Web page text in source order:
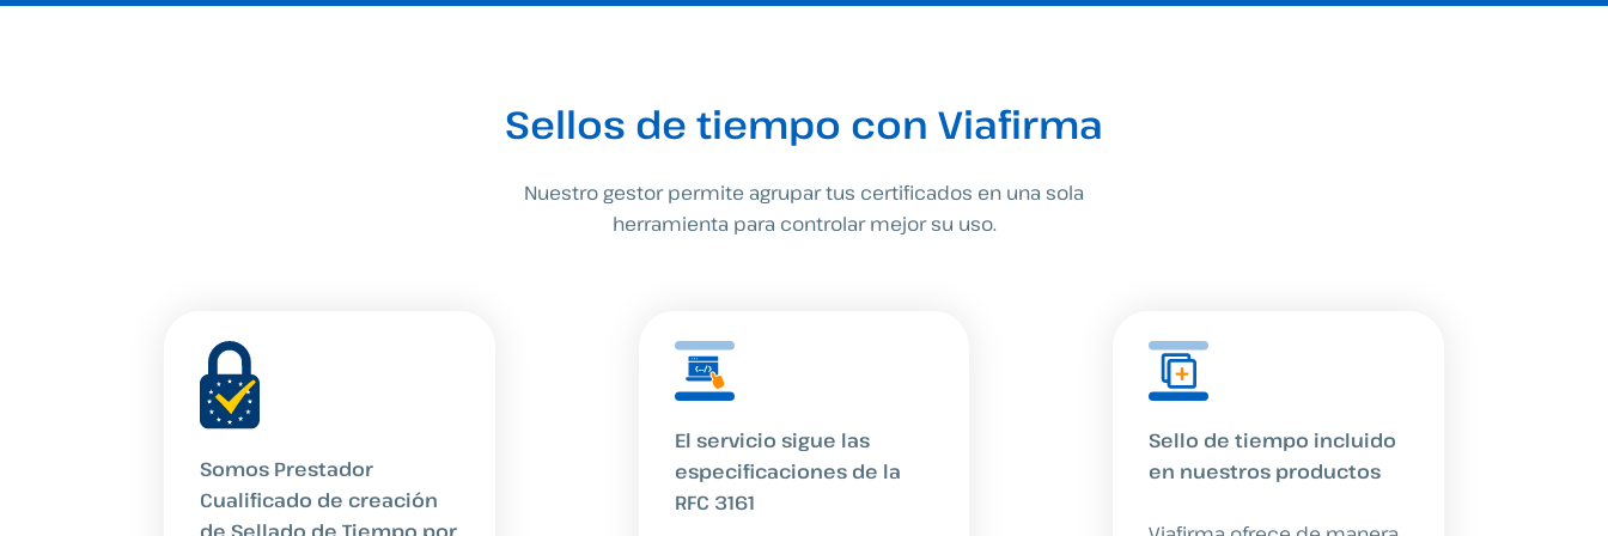
Sellos de tiempo con Viafirma
Nuestro gestor permite agrupar tus certificados en una sola
herramienta para controlar mejor su uso.
Somos Prestador
Cualificado de creación
El servicio sigue las
especificaciones de la
RFC 3161
Sello de tiempo incluido
en nuestros productos